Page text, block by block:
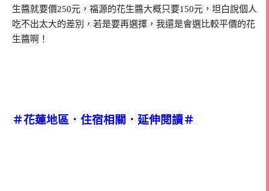
生醬就要價250元，福源的花生醬大概只要150元，坦白說個人
吃不出太大的差別，若是要再選擇，我還是會選比較平價的花
生醬啊！
＃花蓮地區．住宿相關．延伸閱讀＃